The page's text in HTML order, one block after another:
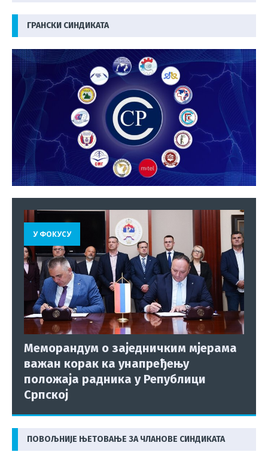
ГРАНСКИ СИНДИКАТА
У ФОКУСУ
Меморандум о заједничким мјерама
важан корак ка унапређењу
положаја радника у Републици
Српској
ПОВОЉНИЈЕ ЊЕТОВАЊЕ ЗА ЧЛАНОВЕ СИНДИКАТА